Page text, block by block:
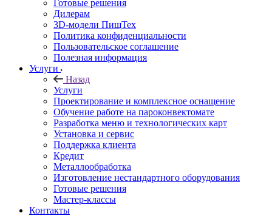
Готовые решения
Дилерам
3D-модели ПищТех
Политика конфиденциальности
Пользовательское соглашение
Полезная информация
Услуги
Назад
Услуги
Проектирование и комплексное оснащение
Обучение работе на пароконвектомате
Разработка меню и технологических карт
Установка и сервис
Поддержка клиента
Кредит
Металлообработка
Изготовление нестандартного оборудования
Готовые решения
Мастер-классы
Контакты